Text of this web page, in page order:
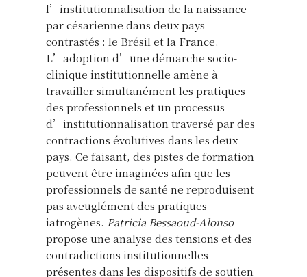
l’institutionnalisation de la naissance
par césarienne dans deux pays
contrastés : le Brésil et la France.
L’adoption d’une démarche socio-
clinique institutionnelle amène à
travailler simultanément les pratiques
des professionnels et un processus
d’institutionnalisation traversé par des
contractions évolutives dans les deux
pays. Ce faisant, des pistes de formation
peuvent être imaginées afin que les
professionnels de santé ne reproduisent
pas aveuglément des pratiques
iatrogènes. Patricia Bessaoud-Alonso
propose une analyse des tensions et des
contradictions institutionnelles
présentes dans les dispositifs de soutien